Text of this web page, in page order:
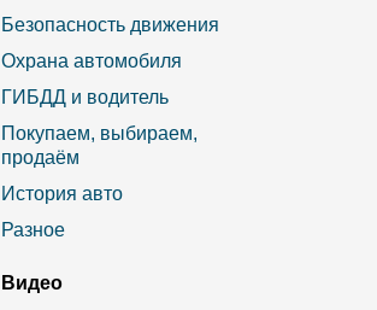
Безопасность движения
Охрана автомобиля
ГИБДД и водитель
Покупаем, выбираем,
продаём
История авто
Разное
Видео